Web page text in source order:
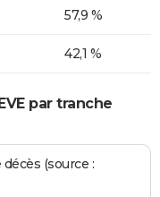
57,9 %
42,1 %
par tranche
(source :